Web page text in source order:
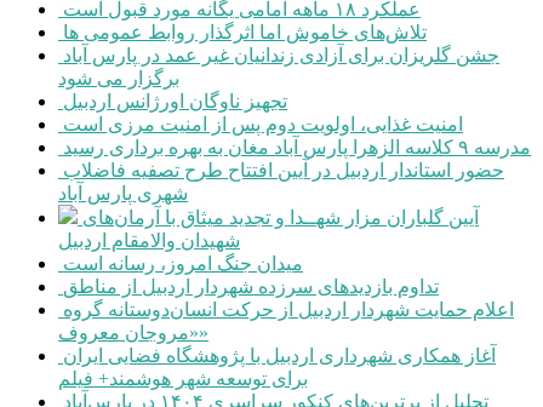
عملکرد ۱۸ ماهه امامی یگانه مورد قبول است
تلاش‌های خاموش اما اثرگذار روابط عمومی ها
برگزار می شود
تجهیز ناوگان اورژانس اردبیل
امنیت غذایی، اولویت دوم پس از امنیت مرزی است
مدرسه ۹ کلاسه الزهرا پارس آباد مغان به بهره برداری رسید
شهری پارس آباد
شهیدان والامقام اردبیل
میدان جنگ امروز، رسانه است
تداوم بازدیدهای سرزده شهردار اردبیل از مناطق
«مروجان معروف»
برای توسعه شهر هوشمند+ فیلم